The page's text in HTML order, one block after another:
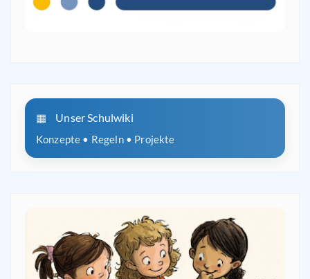
Unser Schulwiki
Konzepte • Regeln • Projekte